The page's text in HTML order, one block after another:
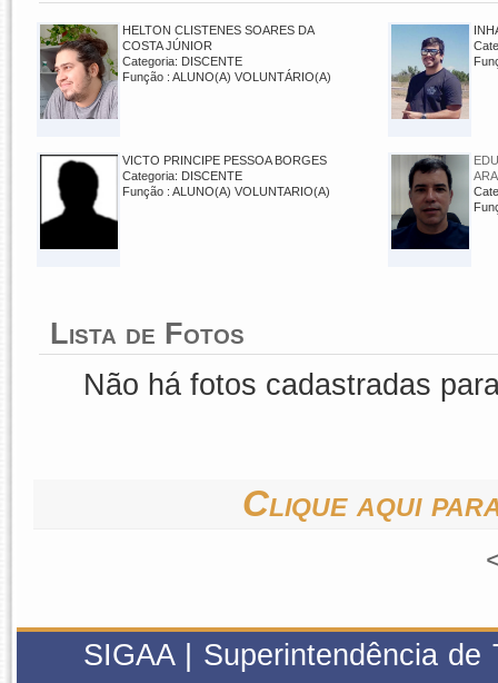
HELTON CLISTENES SOARES DA
COSTA JÚNIOR
Categoria: DISCENTE
Função : ALUNO(A) VOLUNTÁRIO(A)
VICTO PRINCIPE PESSOA BORGES
Categoria: DISCENTE
Função : ALUNO(A) VOLUNTARIO(A)
Lista de Fotos
Não há fotos cadastradas
Clique aqui
SIGAA | Superintendência